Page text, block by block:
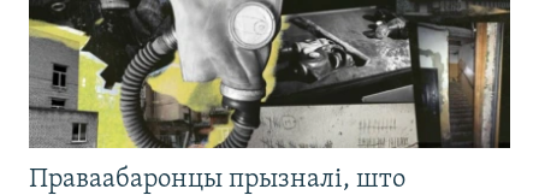
Праваабаронцы прызналі, што